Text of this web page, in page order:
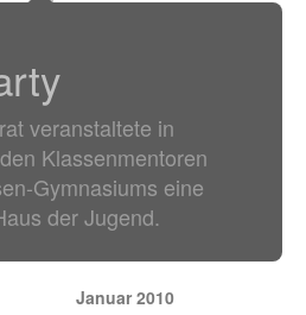
veranstaltete in
Klassenmentoren
Gymnasiums eine
der Jugend.
Januar 2010